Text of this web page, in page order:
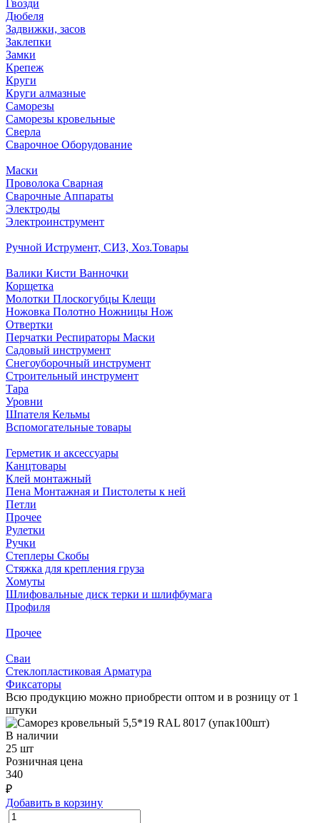
Гвозди
Дюбеля
Задвижки, засов
Заклепки
Замки
Крепеж
Круги
Круги алмазные
Саморезы
Саморезы кровельные
Сверла
Сварочное Оборудование
Маски
Проволока Сварная
Сварочные Аппараты
Электроды
Электроинструмент
Ручной Иструмент, СИЗ, Хоз.Товары
Валики Кисти Ванночки
Корщетка
Молотки Плоскогубцы Клещи
Ножовка Полотно Ножницы Нож
Отвертки
Перчатки Респираторы Маски
Садовый инструмент
Снегоуборочный инструмент
Строительный инструмент
Тара
Уровни
Шпателя Кельмы
Вспомогательные товары
Герметик и аксессуары
Канцтовары
Клей монтажный
Пена Монтажная и Пистолеты к ней
Петли
Прочее
Рулетки
Ручки
Степлеры Скобы
Стяжка для крепления груза
Хомуты
Шлифовальные диск терки и шлифбумага
Профиля
Прочее
Сваи
Стеклопластиковая Арматура
Фиксаторы
Всю продукцию можно приобрести оптом и в розницу от 1
штуки
В наличии
25 шт
Розничная цена
340
₽
Добавить в корзину